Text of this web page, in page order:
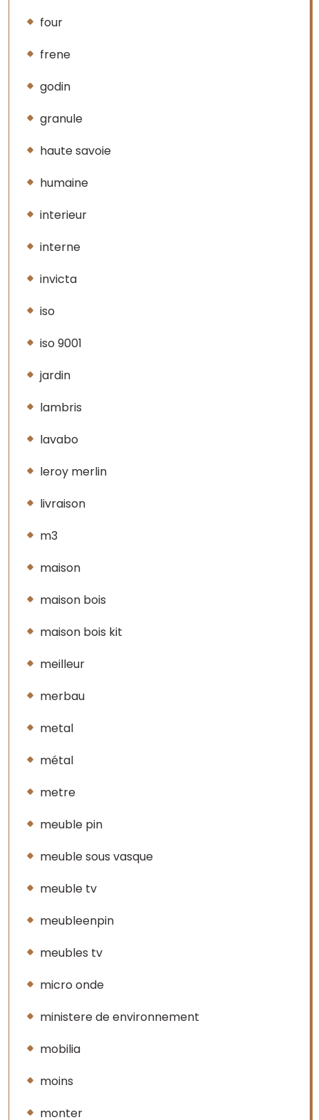
four
frene
godin
granule
haute savoie
humaine
interieur
interne
invicta
iso
iso 9001
jardin
lambris
lavabo
leroy merlin
livraison
m3
maison
maison bois
maison bois kit
meilleur
merbau
metal
métal
metre
meuble pin
meuble sous vasque
meuble tv
meubleenpin
meubles tv
micro onde
ministere de environnement
mobilia
moins
monter